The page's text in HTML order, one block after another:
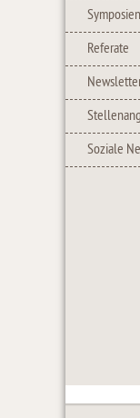
Symposien
Referate
Soziale